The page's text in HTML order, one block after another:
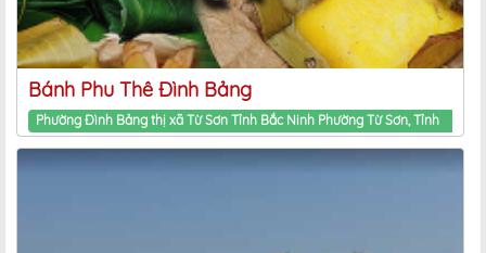
Bánh Phu Thê Đình Bảng
Phường Đình Bảng thị xã Từ Sơn Tỉnh Bắc Ninh Phường Từ Sơn, Tỉnh Bắc Ninh